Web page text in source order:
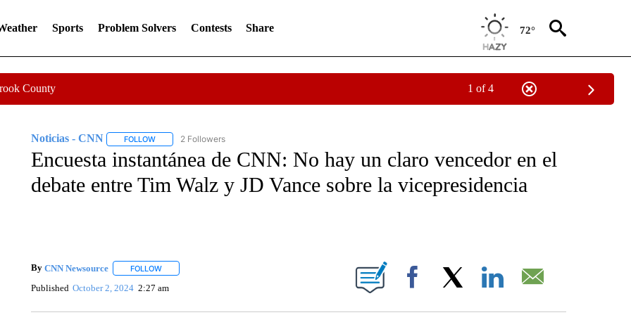
Sports Problem Solvers Contests Share 72°
County 1 of 4
Noticias - CNN FOLLOWFOLLOW "NOTICIAS - CNN" TO RECEIVE NOTIFICATIONS ABOUT NEW PAGES ON "NOTICIAS - CNN".
2 Followers
Encuesta instantánea de CNN: No hay un claro vencedor en el
debate entre Tim Walz y JD Vance sobre la vicepresidencia
By CNN Newsource FOLLOWFOLLOW "" TO RECEIVE NOTIFICATIONS ABOUT NEW PAGES ON "".
Published October 2, 2024 2:27 am Facebook